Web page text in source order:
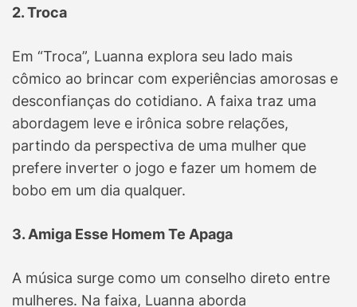
2. Troca
Em “Troca”, Luanna explora seu lado mais
cômico ao brincar com experiências amorosas e
desconfianças do cotidiano. A faixa traz uma
abordagem leve e irônica sobre relações,
partindo da perspectiva de uma mulher que
prefere inverter o jogo e fazer um homem de
bobo em um dia qualquer.
3. Amiga Esse Homem Te Apaga
A música surge como um conselho direto entre
mulheres. Na faixa, Luanna aborda